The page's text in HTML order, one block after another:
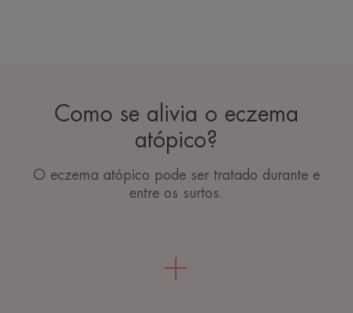
Como se alivia o eczema
atópico?
O eczema atópico pode ser tratado durante e
entre os surtos.